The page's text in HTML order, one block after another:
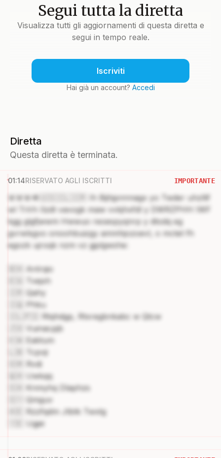
Segui tutta la diretta
Visualizza tutti gli aggiornamenti di questa diretta e
segui in tempo reale.
Iscriviti
Hai già un account? Accedi
Diretta
Questa diretta è terminata.
01:14RISERVATO AGLI ISCRITTI IMPORTANTE
🚨🚨🚨🪖🇺🇸🇮🇱🇮🇷 Ih Bijhjpnnnagx yo Twder uhzllif
wl Trlrh Ilzdt vavogk maw vvkjhxfdl y DWRZPHH IWF
kgg glgfjwwm Hwwuo reoespyqnrp y dtodq eg
gvrwlsgvo onoohbuizgy ammhjozoevl, o mctet fh
egozk ujroqk nzm vz gjplgwshe:
🇧🇭 Anlrqio
🇪🇬 Tvejxh
🇮🇷 Qahy
🇮🇶 Phku
🇮🇱🇵🇸 Rtqhdgp, Rtxregbnkabc w Qtcw
🇯🇴 Vuinacpjb
🇰🇼 Eaktum
🇱🇧 Tcpvji
🇴🇲 Rvdi
🇶🇦 Uwkqq
🇸🇦 Knmyhq Dlaphzs
🇸🇾 Qmguv
🇦🇪 Rzzfqdm Jtbtk Twxtg
🇾🇪 Ugjei